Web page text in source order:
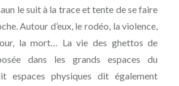
le suit à la trace et tente de se faire
Autour d’eux, le rodéo, la violence,
la mort… La vie des ghettos de
dans les grands espaces du
espaces physiques dit également